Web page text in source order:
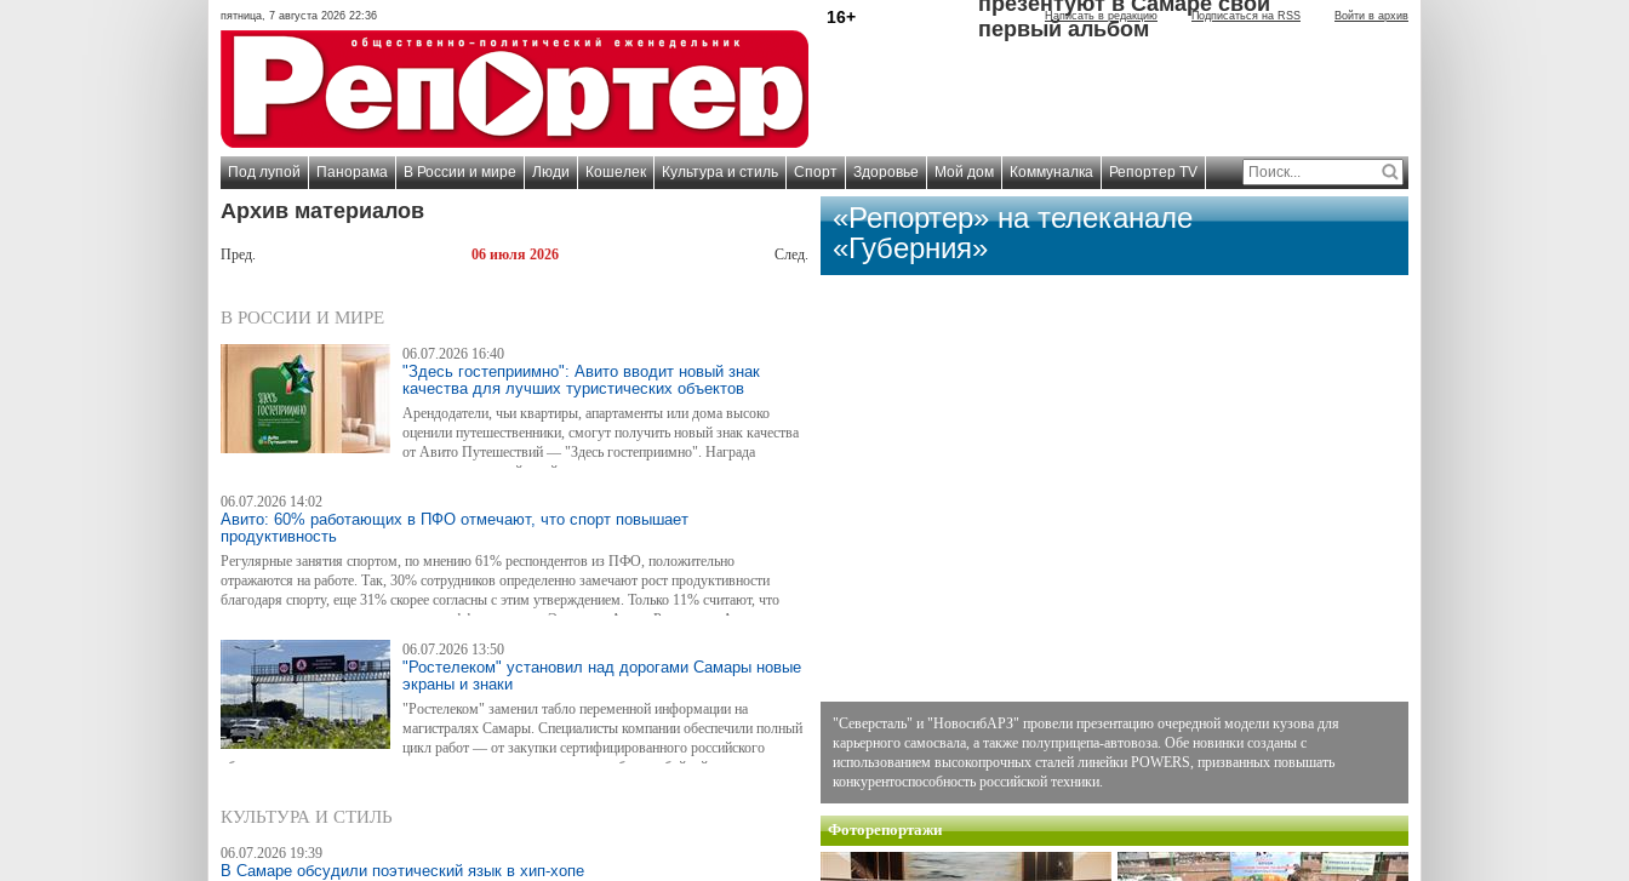
пятница, 7 августа 2026 22:36 16+ Написать в редакцию Подписаться на RSS Войти в архив
первый альбом
Под лупой Панорама В России и мире Люди Кошелек Культура и стиль Спорт Здоровье Мой дом Коммуналка Репортер TV
Архив материалов
Пред. 06 июля 2026 След.
В РОССИИ И МИРЕ
06.07.2026 16:40
"Здесь гостеприимно": Авито вводит новый знак
качества для лучших туристических объектов
Арендодатели, чьи квартиры, апартаменты или дома высоко
оценили путешественники, смогут получить новый знак качества
от Авито Путешествий — "Здесь гостеприимно". Награда
вручается на основании реальных отзывов гостей и рейтинга: на присуждение не влияют жюри
06.07.2026 14:02
Авито: 60% работающих в ПФО отмечают, что спорт повышает
продуктивность
Регулярные занятия спортом, по мнению 61% респондентов из ПФО, положительно
отражаются на работе. Так, 30% сотрудников определенно замечают рост продуктивности
благодаря спорту, еще 31% скорее согласны с этим утверждением. Только 11% считают, что
занятия спортом никак не влияют на эффективность. Эксперты Авито Рекламы и Авито
Работы опросили более 7 тыс. работающих россиян, чтобы выяснить, как спорт и физическая
активность влияют на их рабочую жизнь.
06.07.2026 13:50
"Ростелеком" установил над дорогами Самары новые
экраны и знаки
"Ростелеком" заменил табло переменной информации на
магистралях Самары. Специалисты компании обеспечили полный
цикл работ — от закупки сертифицированного российского
оборудования до подключения к выделенным линиям связи для бесперебойной передачи
КУЛЬТУРА И СТИЛЬ
06.07.2026 19:39
В Самаре обсудили поэтический язык в хип-хопе
«Репортер» на телеканале
«Губерния»
"Северсталь" и "НовосибАРЗ" провели презентацию очередной модели кузова для
карьерного самосвала, а также полуприцепа-автовоза. Обе новинки созданы с
использованием высокопрочных сталей линейки POWERS, призванных повышать
конкурентоспособность российской техники.
Фоторепортажи